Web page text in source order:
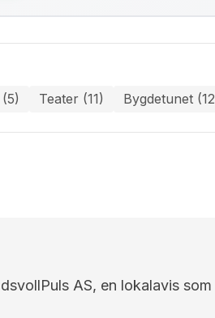
Teater (11) Bygdetunet
AS, en lokalavis